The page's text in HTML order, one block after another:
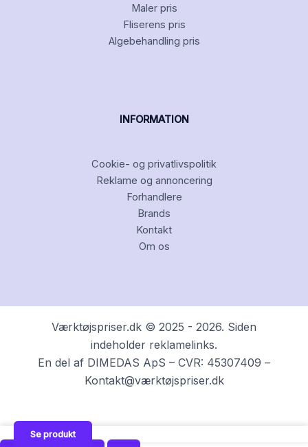
Maler pris
Fliserens pris
Algebehandling pris
INFORMATION
Cookie- og privatlivspolitik
Reklame og annoncering
Forhandlere
Brands
Kontakt
Om os
Værktøjspriser.dk © 2025 - 2026. Siden
indeholder reklamelinks.
En del af DIMEDAS ApS – CVR: 45307409 –
Kontakt@værktøjspriser.dk
Se produkt